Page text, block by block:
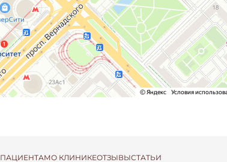
ПАЦИЕНТАМО КЛИНИКЕОТЗЫВЫСТАТЬИ